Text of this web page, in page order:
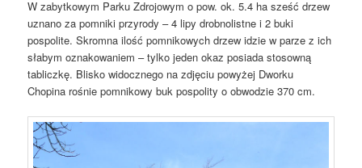
W zabytkowym Parku Zdrojowym o pow. ok. 5.4 ha sześć drzew
uznano za pomniki przyrody – 4 lipy drobnolistne i 2 buki
pospolite. Skromna ilość pomnikowych drzew idzie w parze z ich
słabym oznakowaniem – tylko jeden okaz posiada stosowną
tabliczkę. Blisko widocznego na zdjęciu powyżej Dworku
Chopina rośnie pomnikowy buk pospolity o obwodzie 370 cm.